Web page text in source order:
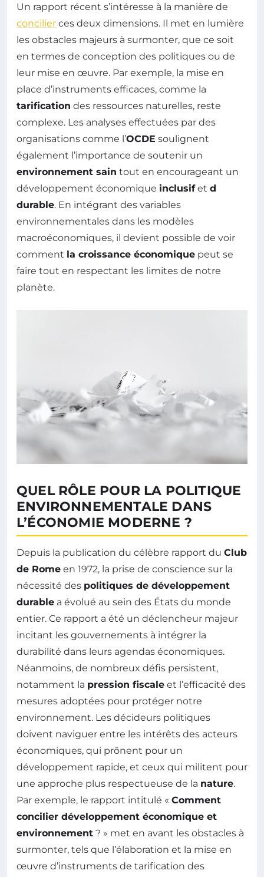
Un rapport récent s’intéresse à la manière de
concilier ces deux dimensions. Il met en lumière
les obstacles majeurs à surmonter, que ce soit
en termes de conception des politiques ou de
leur mise en œuvre. Par exemple, la mise en
place d’instruments efficaces, comme la
tarification des ressources naturelles, reste
complexe. Les analyses effectuées par des
organisations comme l’OCDE soulignent
également l’importance de soutenir un
environnement sain tout en encourageant un
développement économique inclusifet d
durable. En intégrant des variables
environnementales dans les modèles
macroéconomiques, il devient possible de voir
comment la croissance économique peut se
faire tout en respectant les limites de notre
planète.
QUEL RÔLE POUR LA POLITIQUE
ENVIRONNEMENTALE DANS
L’ÉCONOMIE MODERNE ?
Depuis la publication du célèbre rapport du Club
de Rome en 1972, la prise de conscience sur la
nécessité des politiques de développement
durable a évolué au sein des États du monde
entier. Ce rapport a été un déclencheur majeur
incitant les gouvernements à intégrer la
durabilité dans leurs agendas économiques.
Néanmoins, de nombreux défis persistent,
notamment la pression fiscale et l’efficacité des
mesures adoptées pour protéger notre
environnement. Les décideurs politiques
doivent naviguer entre les intérêts des acteurs
économiques, qui prônent pour un
développement rapide, et ceux qui militent pour
une approche plus respectueuse de la nature.
Par exemple, le rapport intitulé « Comment
concilier développement économique et
environnement ? » met en avant les obstacles à
surmonter, tels que l’élaboration et la mise en
œuvre d’instruments de tarification des